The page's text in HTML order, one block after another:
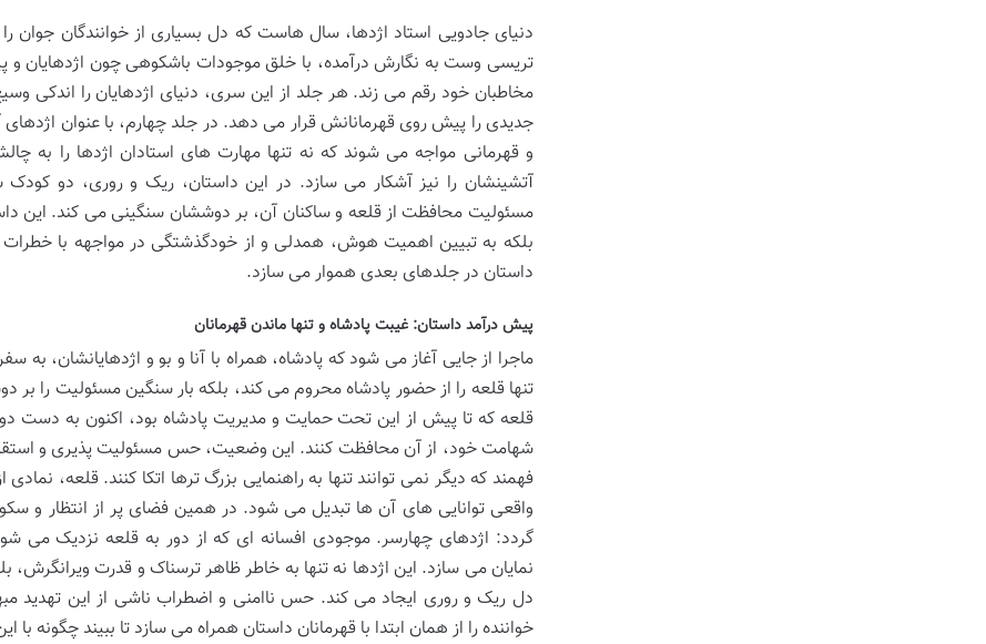
دنیای جادویی استاد اژدها، سال هاست که دل بسیاری از خوانندگان جوان
تریسی وست به نگارش درآمده، با خلق موجودات باشکوهی چون اژدهایان و
مخاطبان خود رقم می زند. هر جلد از این سری، دنیای اژدهایان را اندکی
جدیدی را پیش روی قهرمانانش قرار می دهد. در جلد چهارم، با عنوان اژدهای
و قهرمانی مواجه می شوند که نه تنها مهارت های استادان اژدها را به
آتشینشان را نیز آشکار می سازد. در این داستان، ریک و روری، دو
مسئولیت محافظت از قلعه و ساکنان آن، بر دوششان سنگینی می کند. این
بلکه به تبیین اهمیت هوش، همدلی و از خودگذشتگی در مواجهه با خطرات
داستان در جلدهای بعدی هموار می سازد.
پیش درآمد داستان: غیبت پادشاه و تنها ماندن قهرمانان
ماجرا از جایی آغاز می شود که پادشاه، همراه با آنا و بو و اژدهایانشان،
تنها قلعه را از حضور پادشاه محروم می کند، بلکه بار سنگین مسئولیت را
قلعه که تا پیش از این تحت حمایت و مدیریت پادشاه بود، اکنون به دست
شهامت خود، از آن محافظت کنند. این وضعیت، حس مسئولیت پذیری و
فهمند که دیگر نمی توانند تنها به راهنمایی بزرگ ترها اتکا کنند. قلعه،
واقعی توانایی های آن ها تبدیل می شود. در همین فضای پر از انتظار و
گردد: اژدهای چهارسر. موجودی افسانه ای که از دور به قلعه نزدیک می
نمایان می سازد. این اژدها نه تنها به خاطر ظاهر ترسناک و قدرت ویرانگرش،
دل ریک و روری ایجاد می کند. حس ناامنی و اضطراب ناشی از این تهدید
خواننده را از همان ابتدا با قهرمانان داستان همراه می سازد تا ببیند چگونه